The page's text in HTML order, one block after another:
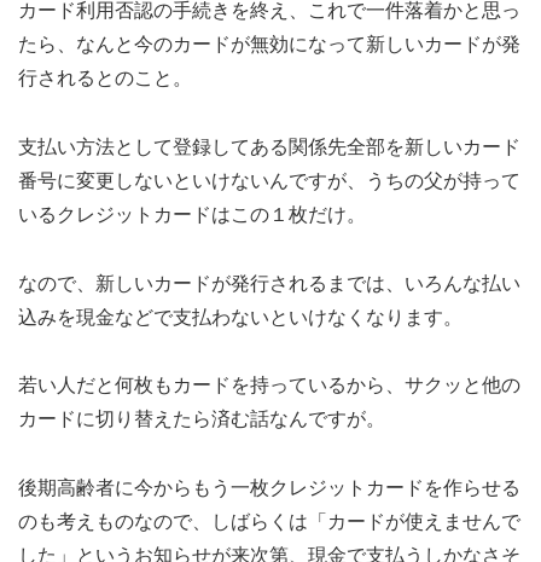
カード利用否認の手続きを終え、これで一件落着かと思っ
たら、なんと今のカードが無効になって新しいカードが発
行されるとのこと。
支払い方法として登録してある関係先全部を新しいカード
番号に変更しないといけないんですが、うちの父が持って
いるクレジットカードはこの１枚だけ。
なので、新しいカードが発行されるまでは、いろんな払い
込みを現金などで支払わないといけなくなります。
若い人だと何枚もカードを持っているから、サクッと他の
カードに切り替えたら済む話なんですが。
後期高齢者に今からもう一枚クレジットカードを作らせる
のも考えものなので、しばらくは「カードが使えませんで
した」というお知らせが来次第、現金で支払うしかなさそ